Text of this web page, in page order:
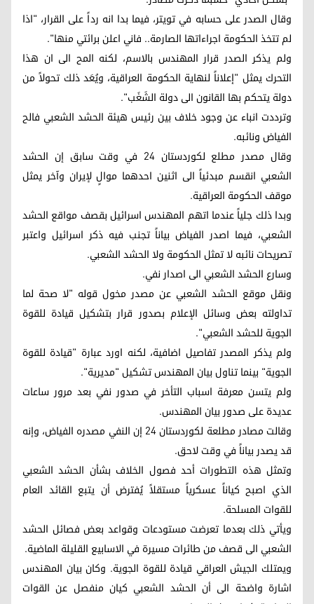
وقال الصدر على حسابه في تويتر، فيما بدا انه رداً على القرار، "اذا
لم تتخذ الحكومة اجراءاتها الصارمة.. فاني اعلن برائتي منها".
ولم يذكر الصدر قرار المهندس بالاسم، لكنه المح الى ان هذا
التحرك يمثل "إعلاناً لنهاية الحكومة العراقية، ويُعَد ذلك تحولاً من
دولة يتحكم بها القانون الى دولة الشَغَب".
وترددت انباء عن وجود خلاف بين رئيس هيئة الحشد الشعبي فالح
الفياض ونائبه.
وقال مصدر مطلع لكوردستان 24 في وقت سابق إن الحشد
الشعبي انقسم مبدئياً الى اثنين احدهما موالٍ لإيران وآخر يمثل
موقف الحكومة العراقية.
وبدا ذلك جلياً عندما اتهم المهندس اسرائيل بقصف مواقع الحشد
الشعبي، فيما اصدر الفياض بياناً تجنب فيه ذكر اسرائيل واعتبر
تصريحات نائبه لا تمثل الحكومة ولا الحشد الشعبي.
وسارع الحشد الشعبي الى اصدار نفي.
ونقل موقع الحشد الشعبي عن مصدر مخول قوله "لا صحة لما
تداولته بعض وسائل الإعلام بصدور قرار بتشكيل قيادة للقوة
الجوية للحشد الشعبي".
ولم يذكر المصدر تفاصيل اضافية، لكنه اورد عبارة "قيادة للقوة
الجوية" بينما تناول بيان المهندس تشكيل "مديرية".
ولم يتسن معرفة اسباب التأخر في صدور نفي بعد مرور ساعات
عديدة على صدور بيان المهندس.
وقالت مصادر مطلعة لكوردستان 24 إن النفي مصدره الفياض، وإنه
قد يصدر بياناً في وقت لاحق.
وتمثل هذه التطورات أحد فصول الخلاف بشأن الحشد الشعبي
الذي اصبح كياناً عسكرياً مستقلاً يُفترض أن يتبع القائد العام
للقوات المسلحة.
ويأتي ذلك بعدما تعرضت مستودعات وقواعد بعض فصائل الحشد
الشعبي الى قصف من طائرات مسيرة في الاسابيع القليلة الماضية.
ويمتلك الجيش العراقي قيادة للقوة الجوية. وكان بيان المهندس
اشارة واضحة الى أن الحشد الشعبي كيان منفصل عن القوات